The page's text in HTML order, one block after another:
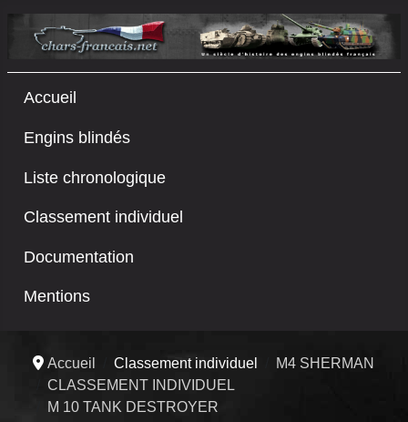
Accueil
Engins blindés
Liste chronologique
Classement individuel
Documentation
Mentions
Accueil Classement individuel
M4 SHERMAN
CLASSEMENT INDIVIDUEL
M 10 TANK DESTROYER